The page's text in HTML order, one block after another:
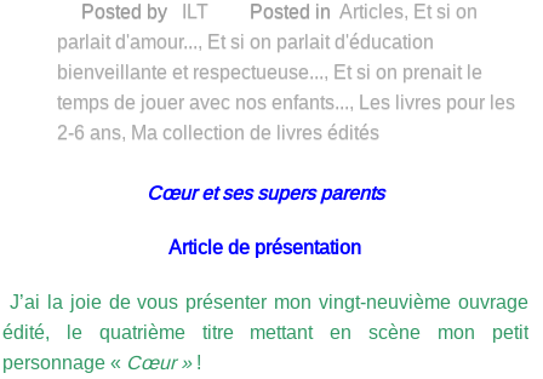
Posted by ILT Posted in Articles, Et si on
parlait d'amour..., Et si on parlait d'éducation
bienveillante et respectueuse..., Et si on prenait le
temps de jouer avec nos enfants...,
Les livres pour les
2-6 ans, Ma collection de livres édités
Cœur et ses supers parents
Article de présentation
J’ai la joie de vous présenter mon vingt-neuvième ouvrage
édité, le quatrième titre mettant en scène mon petit
personnage « Cœur »!